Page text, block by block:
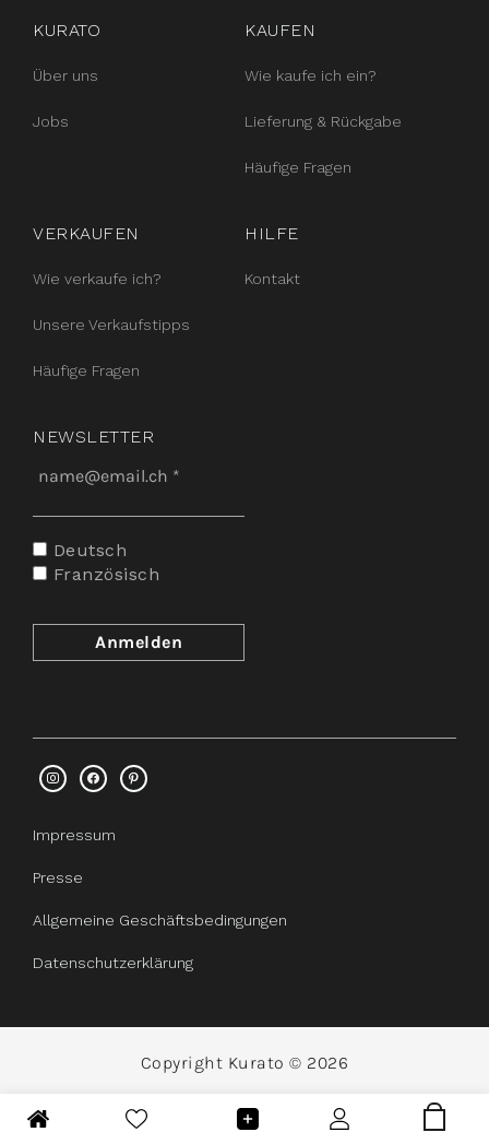
KURATO
Über uns
Jobs
KAUFEN
Wie kaufe ich ein?
Lieferung & Rückgabe
Häufige Fragen
VERKAUFEN
Wie verkaufe ich?
Unsere Verkaufstipps
Häufige Fragen
HILFE
Kontakt
NEWSLETTER
Deutsch
Französisch
instagram
facebook
Impressum
Presse
Allgemeine Geschäftsbedingungen
Datenschutzerklärung
Copyright Kurato © 2026